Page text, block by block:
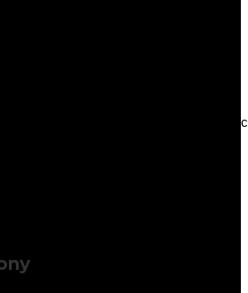
doświadczenie i współczesne